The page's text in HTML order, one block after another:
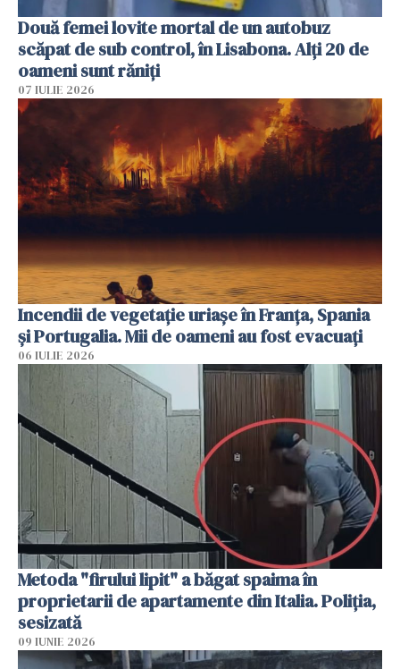
Două femei lovite mortal de un autobuz
scăpat de sub control, în Lisabona. Alți 20 de
oameni sunt răniți
07 IULIE 2026
Incendii de vegetație uriașe în Franța, Spania
și Portugalia. Mii de oameni au fost evacuați
06 IULIE 2026
Metoda "firului lipit" a băgat spaima în
proprietarii de apartamente din Italia. Poliția,
sesizată
09 IUNIE 2026